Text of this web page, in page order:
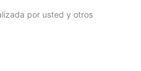
por usted y otros